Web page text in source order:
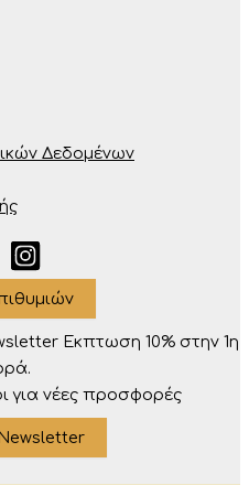
Δεδομένων
Eκπτωση 10% στην 1η
για νέες προσφορές